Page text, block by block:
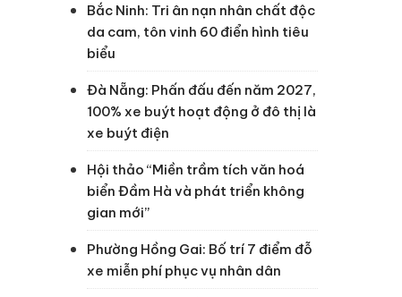
Bắc Ninh: Tri ân nạn nhân chất độc
da cam, tôn vinh 60 điển hình tiêu
biểu
Đà Nẵng: Phấn đấu đến năm 2027,
100% xe buýt hoạt động ở đô thị là
xe buýt điện
Hội thảo “Miền trầm tích văn hoá
biển Đầm Hà và phát triển không
gian mới”
Phường Hồng Gai: Bố trí 7 điểm đỗ
xe miễn phí phục vụ nhân dân